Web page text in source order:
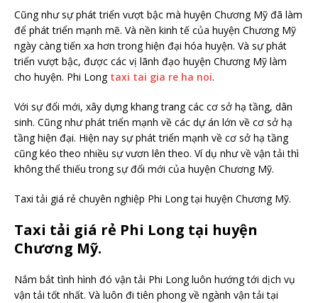
Cũng như sự phát triển vượt bậc mà huyện Chương Mỹ đã làm
để phát triển mạnh mẽ. Và nền kinh tế của huyện Chương Mỹ
ngày càng tiến xa hơn trong hiện đại hóa huyện. Và sự phát
triển vượt bậc, được các vị lãnh đạo huyện Chương Mỹ làm
cho huyện. Phi Long taxi tai gia re ha noi.
Với sự đổi mới, xây dựng khang trang các cơ sở hạ tầng, dân
sinh. Cũng như phát triển mạnh về các dự án lớn về cơ sở hạ
tầng hiện đại. Hiện nay sự phát triển mạnh về cơ sở hạ tầng
cũng kéo theo nhiều sự vươn lên theo. Ví dụ như về vận tải thì
không thể thiếu trong sự đổi mới của huyện Chương Mỹ.
Taxi tải giá rẻ chuyên nghiệp Phi Long tại huyện Chương Mỹ.
Taxi tải giá rẻ Phi Long tại huyện
Chương Mỹ.
Nắm bắt tình hình đó vận tải Phi Long luôn hướng tới dịch vụ
vận tải tốt nhất. Và luôn đi tiên phong về ngành vận tải tại